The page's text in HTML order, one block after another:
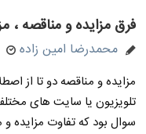
فرق مزایده و مناقصه ،
محمدرضا امین زاده
مزایده و مناقصه دو تا از
تلویزیون یا سایت های
سوال بود که تفاوت مزایده و